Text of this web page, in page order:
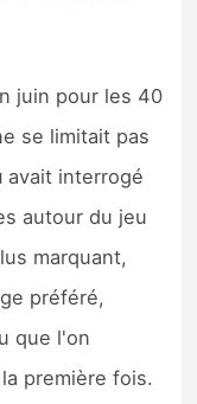
juin pour les 40
se limitait pas
avait interrogé
autour du jeu
marquant,
préféré,
que l'on
première fois.